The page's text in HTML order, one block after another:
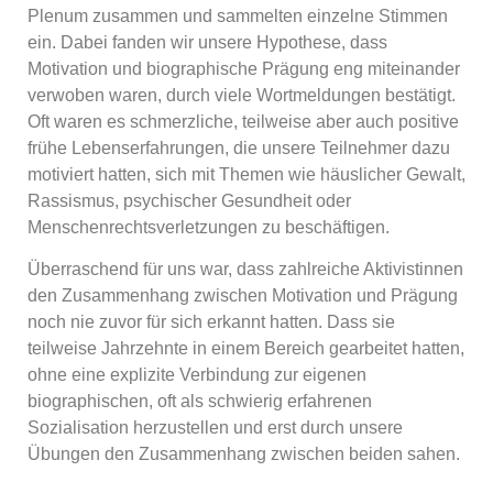
Plenum zusammen und sammelten einzelne Stimmen
ein. Dabei fanden wir unsere Hypothese, dass
Motivation und biographische Prägung eng miteinander
verwoben waren, durch viele Wortmeldungen bestätigt.
Oft waren es schmerzliche, teilweise aber auch positive
frühe Lebenserfahrungen, die unsere Teilnehmer dazu
motiviert hatten, sich mit Themen wie häuslicher Gewalt,
Rassismus, psychischer Gesundheit oder
Menschenrechtsverletzungen zu beschäftigen.
Überraschend für uns war, dass zahlreiche Aktivistinnen
den Zusammenhang zwischen Motivation und Prägung
noch nie zuvor für sich erkannt hatten. Dass sie
teilweise Jahrzehnte in einem Bereich gearbeitet hatten,
ohne eine explizite Verbindung zur eigenen
biographischen, oft als schwierig erfahrenen
Sozialisation herzustellen und erst durch unsere
Übungen den Zusammenhang zwischen beiden sahen.